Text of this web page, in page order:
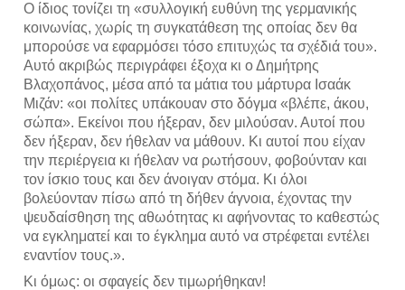
Ο ίδιος τονίζει τη «συλλογική ευθύνη της γερμανικής
κοινωνίας, χωρίς τη συγκατάθεση της οποίας δεν θα
μπορούσε να εφαρμόσει τόσο επιτυχώς τα σχέδιά του».
Αυτό ακριβώς περιγράφει έξοχα κι ο Δημήτρης
Βλαχοπάνος, μέσα από τα μάτια του μάρτυρα Ισαάκ
Μιζάν: «οι πολίτες υπάκουαν στο δόγμα «βλέπε, άκου,
σώπα». Εκείνοι που ήξεραν, δεν μιλούσαν. Αυτοί που
δεν ήξεραν, δεν ήθελαν να μάθουν. Κι αυτοί που είχαν
την περιέργεια κι ήθελαν να ρωτήσουν, φοβούνταν και
τον ίσκιο τους και δεν άνοιγαν στόμα. Κι όλοι
βολεύονταν πίσω από τη δήθεν άγνοια, έχοντας την
ψευδαίσθηση της αθωότητας κι αφήνοντας το καθεστώς
να εγκληματεί και το έγκλημα αυτό να στρέφεται εντέλει
εναντίον τους.».
Κι όμως: οι σφαγείς δεν τιμωρήθηκαν!